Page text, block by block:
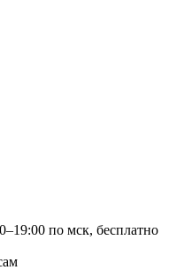
по мск, бесплатно